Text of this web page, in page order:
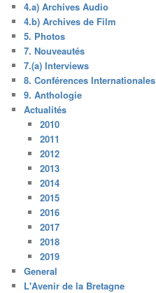
4.a) Archives Audio
4.b) Archives de Film
5. Photos
7. Nouveautés
7.(a) Interviews
8. Conférences Internationales
9. Anthologie
Actualités
2010
2011
2012
2013
2014
2015
2016
2017
2018
2019
General
L'Avenir de la Bretagne